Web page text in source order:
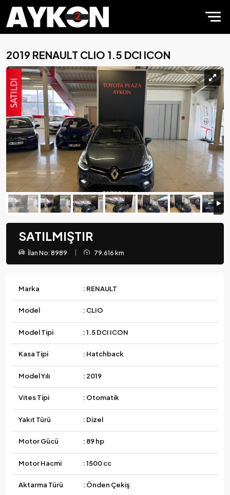
2019 RENAULT CLIO 1.5 DCI ICON
SATILMIŞTIR
İlan No: 8989 79.616 km
Marka : RENAULT
Model : CLIO
Model Tipi : 1.5 DCI ICON
Kasa Tipi : Hatchback
Model Yılı : 2019
Vites Tipi : Otomatik
Yakıt Türü : Dizel
Motor Gücü : 89 hp
Motor Hacmi : 1500 cc
Aktarma Türü : Önden Çekiş